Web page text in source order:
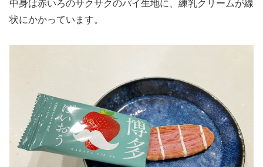
中身は赤いろのサクサクのパイ生地に、練乳クリームが線
状にかかっています。